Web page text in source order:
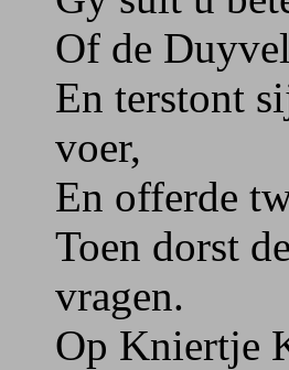
Of de
En terstont
voer,
En offerde
Toen dorst
vragen.
Op Kniertje